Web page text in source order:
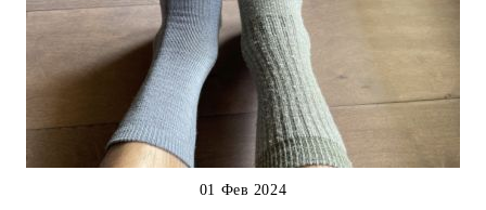
01 Фев 2024